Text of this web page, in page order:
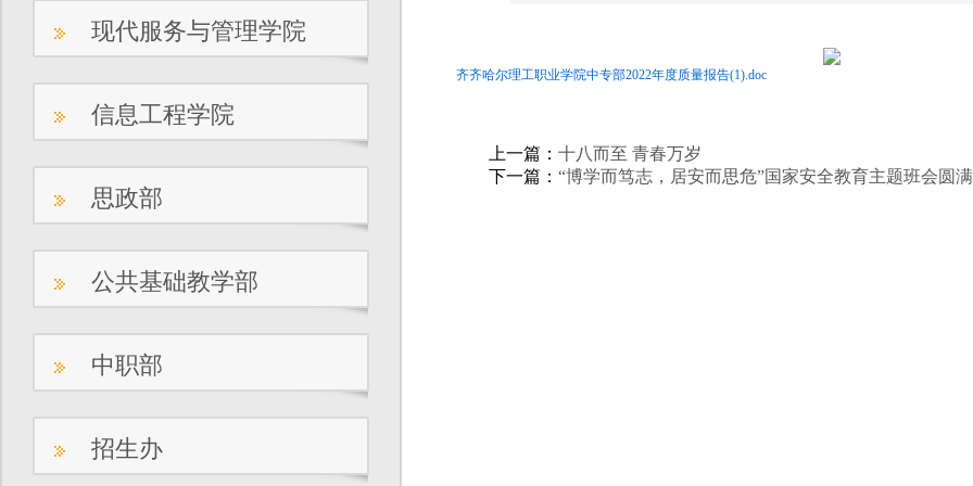
现代服务与管理学院
信息工程学院
思政部
公共基础教学部
中职部
招生办
齐齐哈尔理工职业学院中专部2022年度质量报告(1).doc
上一篇： 十八而至 青春万岁
下一篇： “博学而笃志，居安而思危”国家安全教育主题班会圆